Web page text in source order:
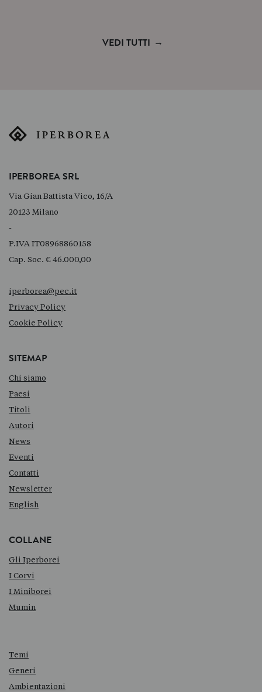
VEDI TUTTI →
IPERBOREA SRL
Via Gian Battista Vico, 16/A
20123 Milano
-
P.IVA IT08968860158
Cap. Soc. € 46.000,00
iperborea@pec.it
Privacy Policy
Cookie Policy
SITEMAP
Chi siamo
Paesi
Titoli
Autori
News
Eventi
Contatti
Newsletter
English
COLLANE
Gli Iperborei
I Corvi
I Miniborei
Mumin
Temi
Generi
Ambientazioni